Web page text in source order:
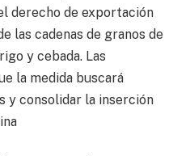
derecho de exportación
las cadenas de granos de
y cebada. Las
la medida buscará
y consolidar la inserción